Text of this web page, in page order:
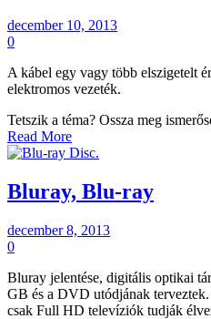
december 10, 2013
0
A kábel egy vagy több elszigetelt
elektromos vezeték.
Tetszik a téma? Ossza meg
Read More
Bluray, Blu-ray
december 8, 2013
0
Bluray jelentése, digitális optikai
GB és a DVD utódjának
csak Full HD televíziók tudják